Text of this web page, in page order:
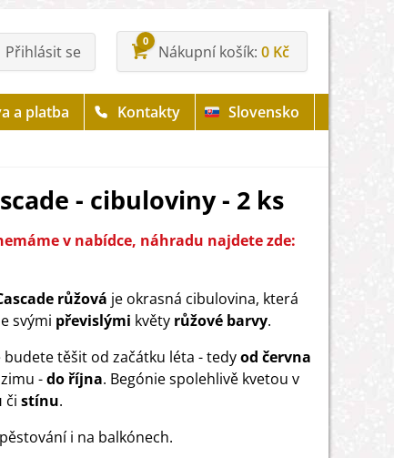
Přihlásit se
0
Nákupní košík 0 Kč
a platba Kontakty
Slovensko
- cibuloviny - 2 ks
v nabídce, náhradu najdete zde:
růžová je okrasná cibulovina, která
svými převislými květy růžové barvy.
budete těšit od začátku léta - tedyod června
-do října. Begónie spolehlivě kvetou v
či stínu.
i na balkónech.